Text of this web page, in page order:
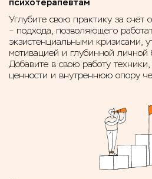
психотерапевтам
Углубите свою практику за счёт
– подхода, позволяющего
экзистенциальными кризисами,
мотивацией и глубинной личной
Добавите в свою работу
ценности и внутреннюю опору